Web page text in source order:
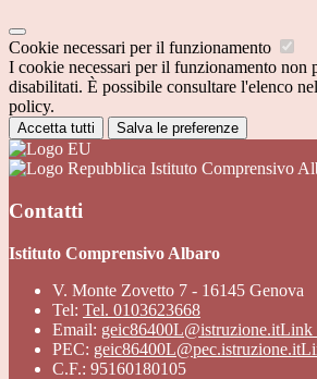
Cookie necessari per il funzionamento
I cookie necessari per il funzionamento non
disabilitati. È possibile consultare l'elenco
policy.
Accetta tutti Salva le preferenze
Istituto Comprensivo
Contatti
Istituto Comprensivo Albaro
V. Monte Zovetto 7 - 16145 Genova
Tel: Tel. 0103623668
Email: geic86400L@istruzione.itLink
PEC: geic86400L@pec.istruzione.it
C.F.: 95160180105